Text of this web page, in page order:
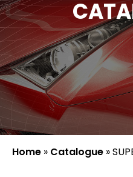
Home » Catalogue »